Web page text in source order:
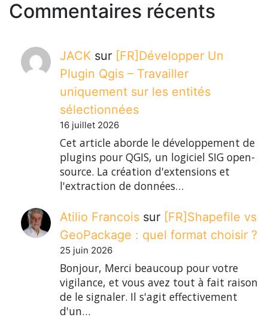
Commentaires récents
JACK sur [FR]Développer Un
Plugin Qgis – Travailler
uniquement sur les entités
sélectionnées
16 juillet 2026
Cet article aborde le développement de
plugins pour QGIS, un logiciel SIG open-
source. La création d'extensions et
l'extraction de données…
Atilio Francois sur [FR]Shapefile vs
GeoPackage : quel format choisir ?
25 juin 2026
Bonjour, Merci beaucoup pour votre
vigilance, et vous avez tout à fait raison
de le signaler. Il s'agit effectivement
d'un…